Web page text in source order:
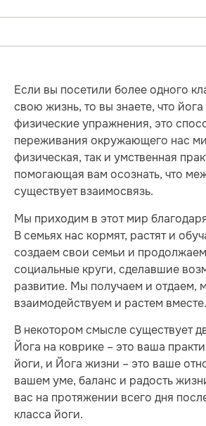
Если вы посетили более одного
свою жизнь, то вы знаете, что йога
физические упражнения, это
переживания окружающего нас
физическая, так и умственная
помогающая вам осознать, что
существует взаимосвязь.
Мы приходим в этот мир
В семьях нас кормят, растят и
создаем свои семьи и
социальные круги, сделавшие
развитие. Мы получаем и отдаем,
взаимодействуем и растем
В некотором смысле существует
Йога на коврике – это ваша
йоги, и Йога жизни – это ваше
вашем уме, баланс и радость
вас на протяжении всего дня
класса йоги.